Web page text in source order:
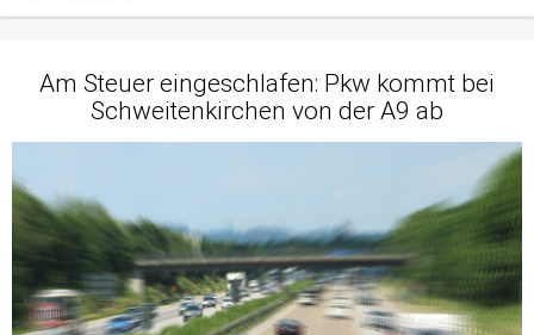
Am Steuer eingeschlafen: Pkw kommt bei
Schweitenkirchen von der A9 ab